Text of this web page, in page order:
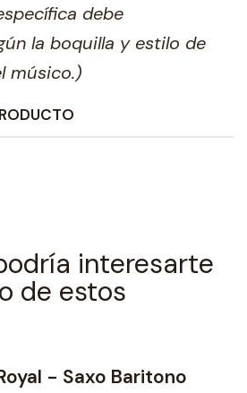
debe
la boquilla y estilo de
músico.)
interesarte
de estos
- Saxo Baritono